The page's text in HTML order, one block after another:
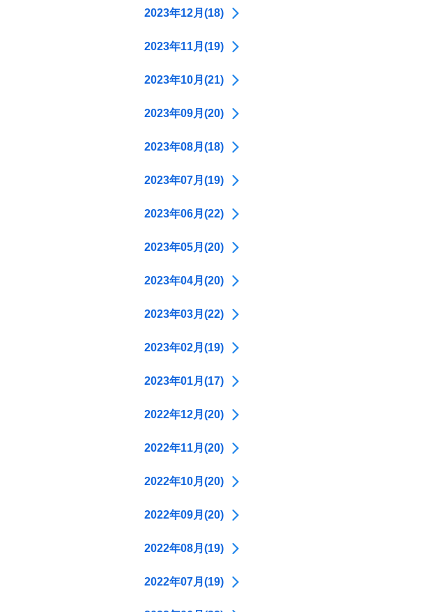
2023年12月(18)
2023年11月(19)
2023年10月(21)
2023年09月(20)
2023年08月(18)
2023年07月(19)
2023年06月(22)
2023年05月(20)
2023年04月(20)
2023年03月(22)
2023年02月(19)
2023年01月(17)
2022年12月(20)
2022年11月(20)
2022年10月(20)
2022年09月(20)
2022年08月(19)
2022年07月(19)